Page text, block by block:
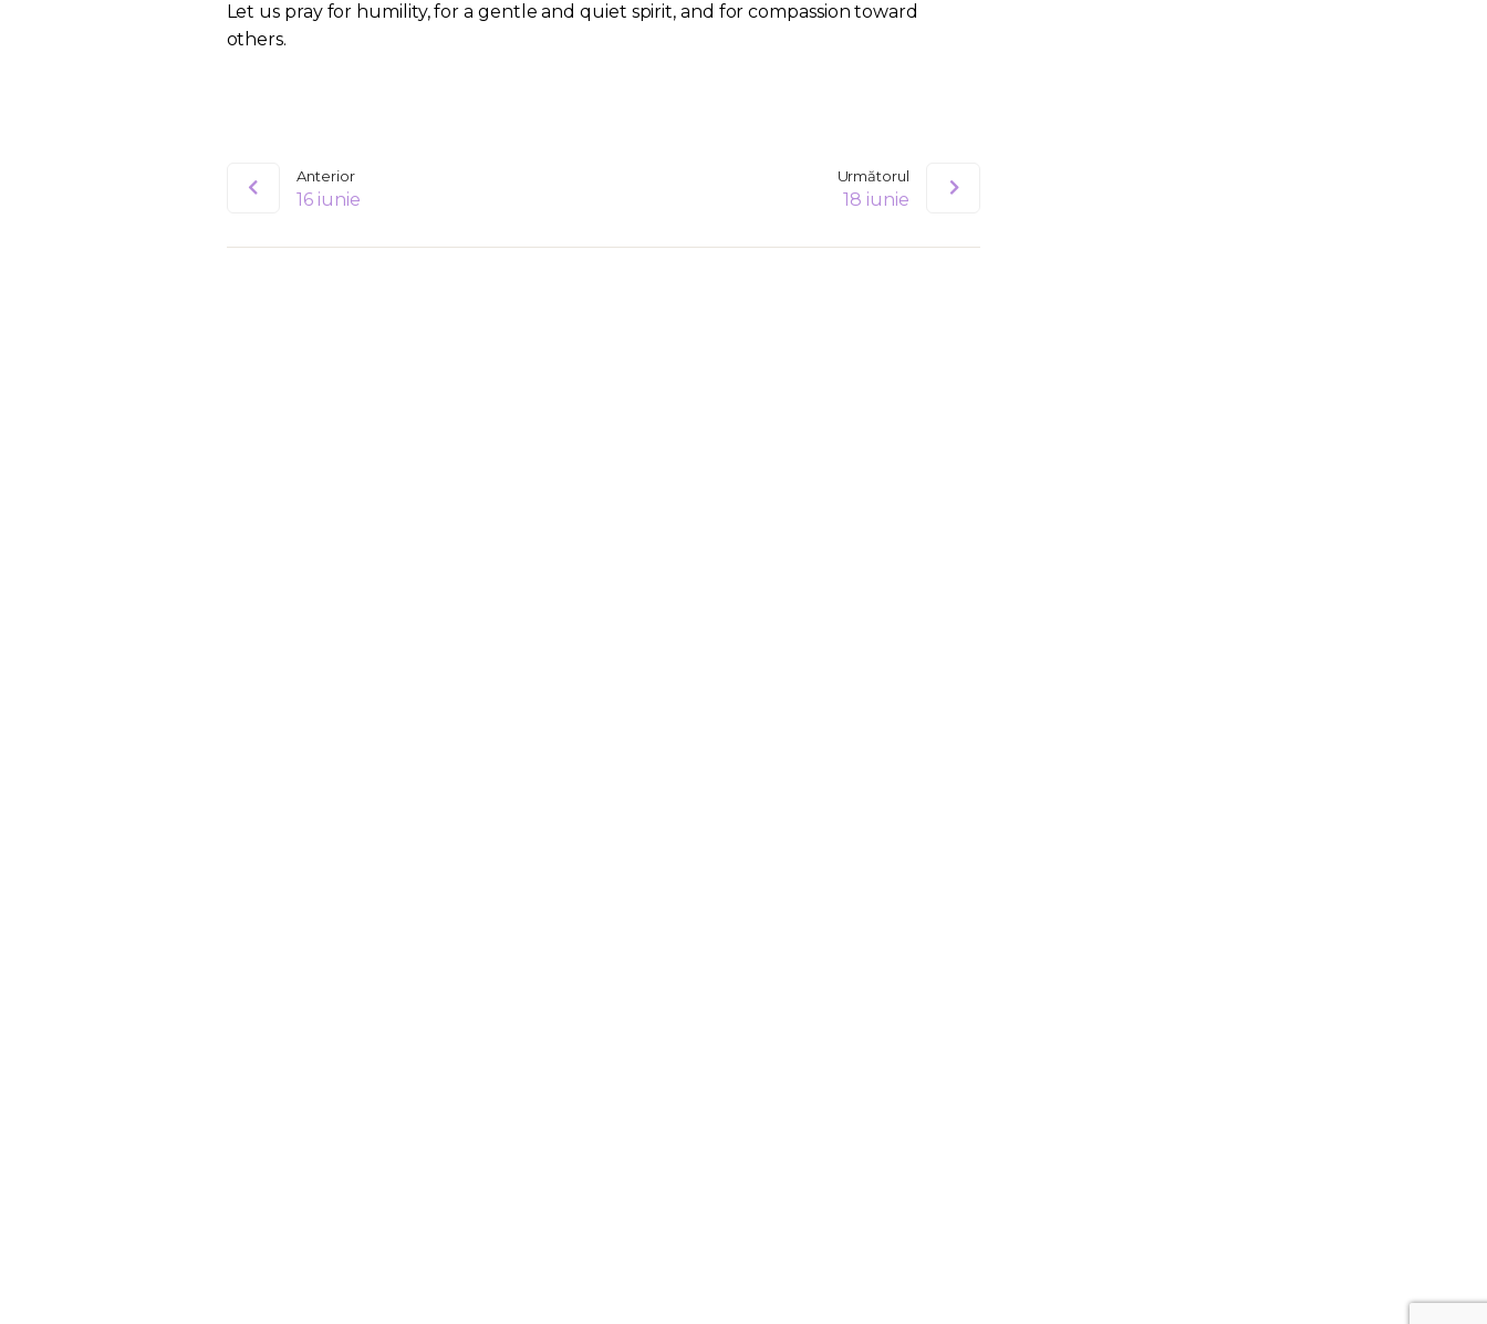
Let us pray for humility, for a gentle and quiet spirit, and for compassion toward
others.
Anterior
16 iunie
Următorul
18 iunie